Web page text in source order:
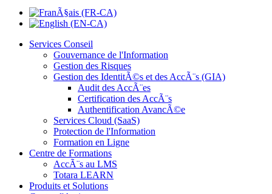
Services Conseil
Gouvernance de l'Information
Gestion des Risques
Gestion des IdentitÃ©s et des AccÃ¨s (GIA)
Audit des AccÃ¨es
Certification des AccÃ¨s
Authentification AvancÃ©e
Services Cloud (SaaS)
Protection de l'Information
Formation en Ligne
Centre de Formations
AccÃ¨s au LMS
Totara LEARN
Produits et Solutions